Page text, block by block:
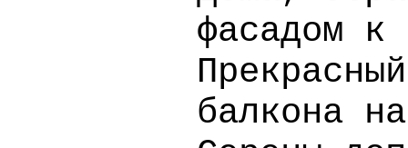
фасадом к
балкона